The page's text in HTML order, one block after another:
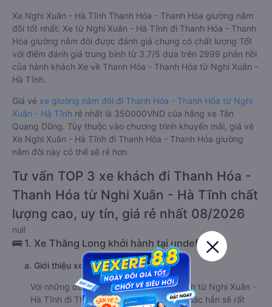
Xe Nghi Xuân - Hà Tĩnh Thanh Hóa - Thanh Hóa giường nằm
đôi tốt nhất: Xe từ Nghi Xuân - Hà Tĩnh đi Thanh Hóa - Thanh
Hóa giường nằm đôi được đánh giá chung có chất lượng Tốt
với điểm đánh giá trung bình từ 3.7/5 dựa trên 2999 phản hồi
của hành khách Xe về Thanh Hóa - Thanh Hóa từ Nghi Xuân -
Hà Tĩnh.
Giá vé xe giường nằm đôi đi Thanh Hóa - Thanh Hóa từ Nghi
Xuân - Hà Tĩnh rẻ nhất là 350000VND của hãng xe Tân
Quang Dũng. Tùy thuộc vào chương trình khuyến mãi, giá vé
Xe Nghi Xuân - Hà Tĩnh đi Thanh Hóa - Thanh Hóa giường
nằm đôi này có thể sẽ rẻ hơn.
Tư vấn TOP 3 xe khách đi Thanh Hóa -
Thanh Hóa từ Nghi Xuân - Hà Tĩnh chất
lượng cao, uy tín, giá rẻ nhất 08/2026
null
🚌 1. Xe Thăng Long khởi hành tại undefined
a. Giới thiệu xe Thăng Long
Với những du khách thường xuyên du lịch từ Nghi Xuân -
Hà Tĩnh đi Thanh Hóa - Thanh Hóa thì chắc hẳn sẽ rất